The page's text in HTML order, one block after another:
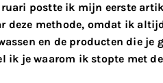
postte ik mijn eerste
deze methode, omdat ik
en de producten die
ik je waarom ik stopte met